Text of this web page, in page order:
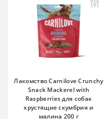
Лакомство Carnilove Crunchy
Snack Mackerel with
Raspberries для собак
хрустящие скумбрия и
малина 200 г